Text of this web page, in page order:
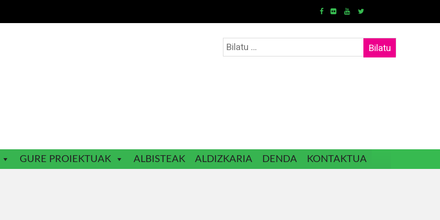
Bilatu:
GURE PROIEKTUAK ALBISTEAK ALDIZKARIA DENDA KONTAKTUA